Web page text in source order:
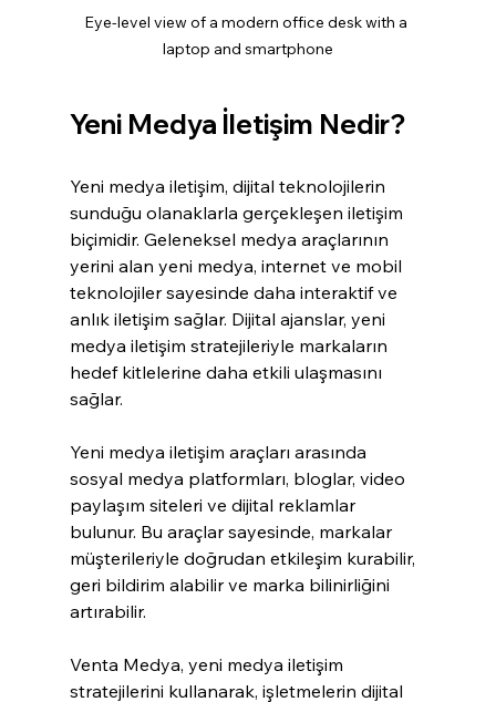
Eye-level view of a modern office desk with a
laptop and smartphone
Yeni Medya İletişim Nedir?
Yeni medya iletişim, dijital teknolojilerin
sunduğu olanaklarla gerçekleşen iletişim
biçimidir. Geleneksel medya araçlarının
yerini alan yeni medya, internet ve mobil
teknolojiler sayesinde daha interaktif ve
anlık iletişim sağlar. Dijital ajanslar, yeni
medya iletişim stratejileriyle markaların
hedef kitlelerine daha etkili ulaşmasını
sağlar.
Yeni medya iletişim araçları arasında
sosyal medya platformları, bloglar, video
paylaşım siteleri ve dijital reklamlar
bulunur. Bu araçlar sayesinde, markalar
müşterileriyle doğrudan etkileşim kurabilir,
geri bildirim alabilir ve marka bilinirliğini
artırabilir.
Venta Medya, yeni medya iletişim
stratejilerini kullanarak, işletmelerin dijital